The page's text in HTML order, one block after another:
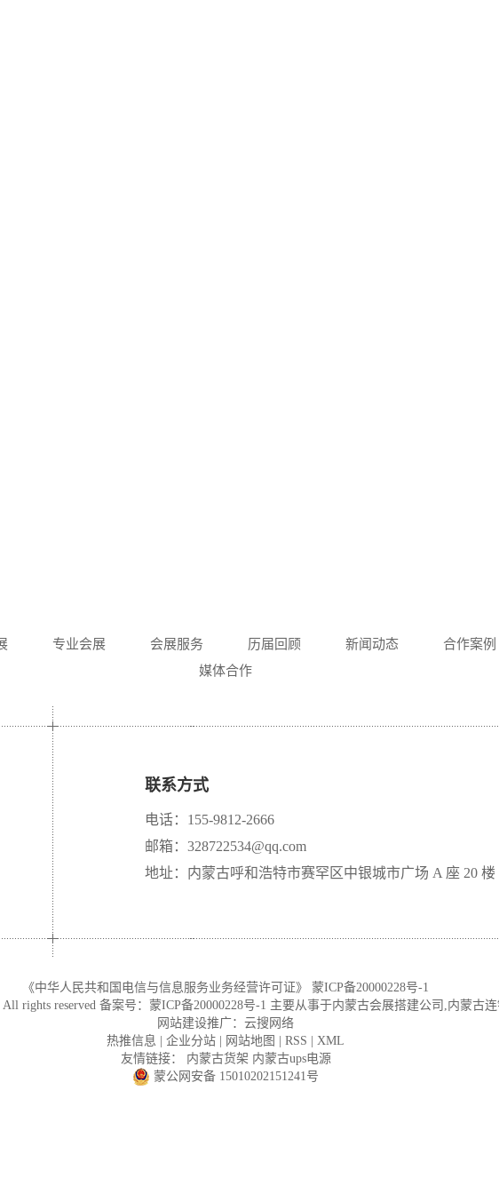
专业会展 会展服务 历届回顾 新闻动态 合作案例
媒体合作
联系方式
电话：155-9812-2666
邮箱：328722534@qq.com
地址：内蒙古呼和浩特市赛罕区中银城市广场 A 座 20 楼
《中华人民共和国电信与信息服务业务经营许可证》 蒙ICP备20000228号-1
rights reserved 备案号： 蒙ICP备20000228号-1 主要从事于内蒙古会展搭建公司 内蒙古
网站建设推广： 云搜网络
热推信息 | 企业分站 | 网站地图 | RSS | XML
友情链接： 内蒙古货架 内蒙古ups电源
蒙公网安备 15010202151241号